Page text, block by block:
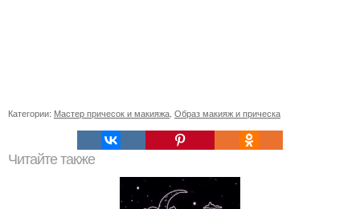
Категории: Мастер причесок и макияжа Образ макияж и прическа
Читайте также